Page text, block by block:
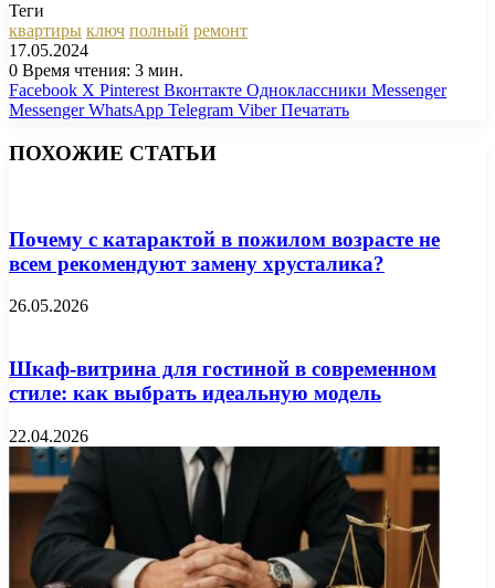
Теги
квартиры ключ полный ремонт
17.05.2024
0 Время чтения: 3 мин.
Facebook X Pinterest Вконтакте Одноклассники Messenger
Messenger WhatsApp Telegram Viber Печатать
ПОХОЖИЕ СТАТЬИ
Почему с катарактой в пожилом возрасте не
всем рекомендуют замену хрусталика?
26.05.2026
Шкаф-витрина для гостиной в современном
стиле: как выбрать идеальную модель
22.04.2026